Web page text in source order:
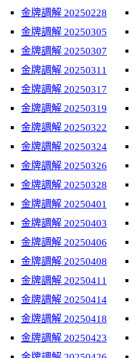
金牌調解 20250228
金牌調解 20250305
金牌調解 20250307
金牌調解 20250311
金牌調解 20250317
金牌調解 20250319
金牌調解 20250322
金牌調解 20250324
金牌調解 20250326
金牌調解 20250328
金牌調解 20250401
金牌調解 20250403
金牌調解 20250406
金牌調解 20250408
金牌調解 20250411
金牌調解 20250414
金牌調解 20250418
金牌調解 20250423